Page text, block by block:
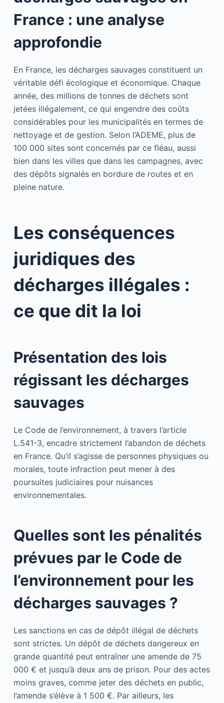
France : une analyse
approfondie
En France, les décharges sauvages constituent un
véritable défi écologique et économique. Chaque
année, des millions de tonnes de déchets sont
jetées illégalement, ce qui engendre des coûts
considérables pour les municipalités en termes de
nettoyage et de gestion. Selon l’ADEME, plus de
100 000 sites sont concernés par ce fléau, aussi
bien dans les villes que dans les campagnes, avec
des dépôts signalés en bordure de routes et en
pleine nature.
Les conséquences
juridiques des
décharges illégales :
ce que dit la loi
Présentation des lois
régissant les décharges
sauvages
Le Code de l’environnement, à travers l’article
L.541-3, encadre strictement l’abandon de déchets
en France. Qu’il s’agisse de personnes physiques ou
morales, toute infraction peut mener à des
poursuites judiciaires pour nuisances
environnementales.
Quelles sont les pénalités
prévues par le Code de
l’environnement pour les
décharges sauvages ?
Les sanctions en cas de dépôt illégal de déchets
sont strictes. Un dépôt de déchets dangereux en
grande quantité peut entraîner une amende de 75
000 € et jusqu’à deux ans de prison. Pour des actes
moins graves, comme jeter des déchets en public,
l’amende s’élève à 1 500 €. Par ailleurs, les